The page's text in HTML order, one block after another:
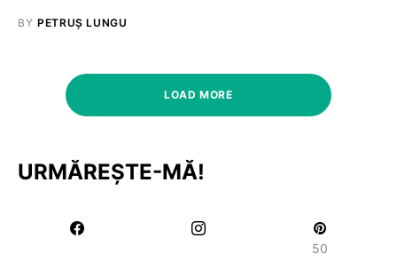
BY PETRUȘ LUNGU
LOAD MORE
URMĂREȘTE-MĂ!
50